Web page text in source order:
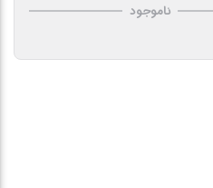
ناموجود